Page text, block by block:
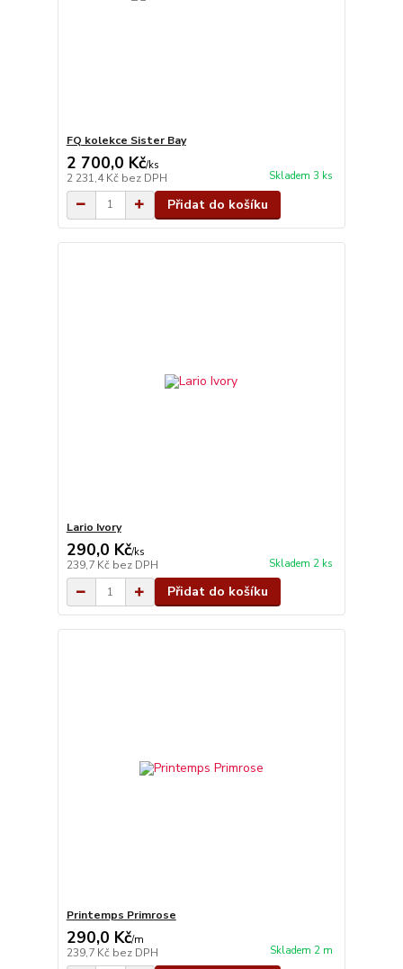
FQ kolekce Sister Bay
2 700,0 Kč/ks
2 231,4 Kč bez DPH Skladem 3 ks
Přidat do košíku
Lario Ivory
290,0 Kč/ks
239,7 Kč bez DPH Skladem 2 ks
Přidat do košíku
Printemps Primrose
290,0 Kč/m
239,7 Kč bez DPH Skladem 2 m